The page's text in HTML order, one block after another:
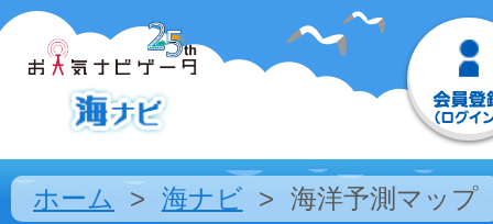
ホーム 海ナビ 海洋予測マップ